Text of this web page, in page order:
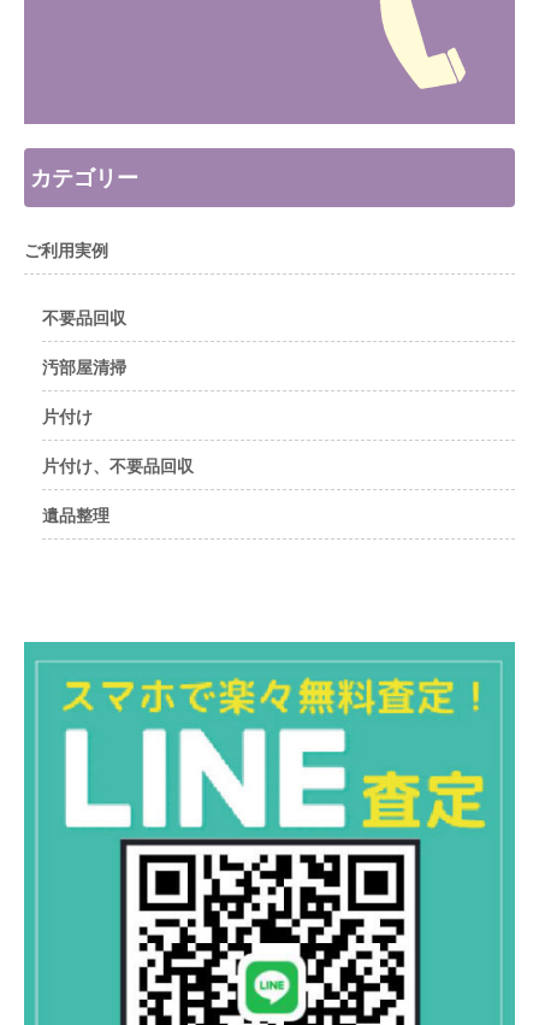
カテゴリー
ご利用実例
不要品回収
汚部屋清掃
片付け
片付け、不要品回収
遺品整理